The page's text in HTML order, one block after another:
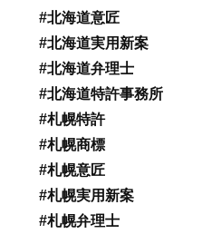
#北海道意匠
#北海道実用新案
#北海道弁理士
#北海道特許事務所
#札幌特許
#札幌商標
#札幌意匠
#札幌実用新案
#札幌弁理士